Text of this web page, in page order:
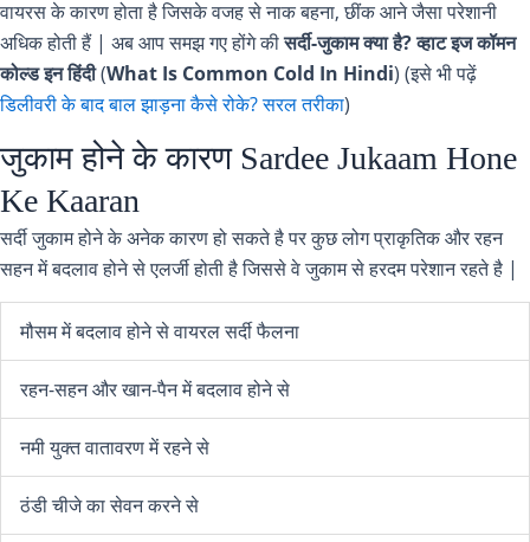
वायरस के कारण होता है जिसके वजह से नाक बहना, छींक आने जैसा परेशानी
अधिक होती हैं | अब आप समझ गए होंगे कीसर्दी-जुकाम क्या है?व्हाट इज कॉमन
कोल्ड इन हिंदी(What Is Common Cold In Hindi) (इसे भी पढ़ें
डिलीवरी के बाद बाल झाड़ना कैसे रोके? सरल तरीका)
जुकाम होने के कारण Sardee Jukaam Hone
Ke Kaaran
सर्दी जुकाम होने के अनेक कारण हो सकते है पर कुछ लोग प्राकृतिक और रहन
सहन में बदलाव होने से एलर्जी होती है जिससे वे जुकाम से हरदम परेशान रहते है |
मौसम में बदलाव होने से वायरल सर्दी फैलना
रहन-सहन और खान-पैन में बदलाव होने से
नमी युक्त वातावरण में रहने से
ठंडी चीजे का सेवन करने से